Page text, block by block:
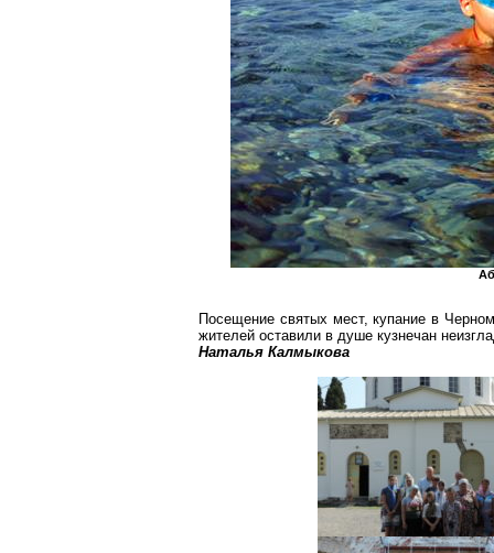
Посещение святых мест, купание в
жителей оставили в душе кузнечан
Наталья Калмыкова